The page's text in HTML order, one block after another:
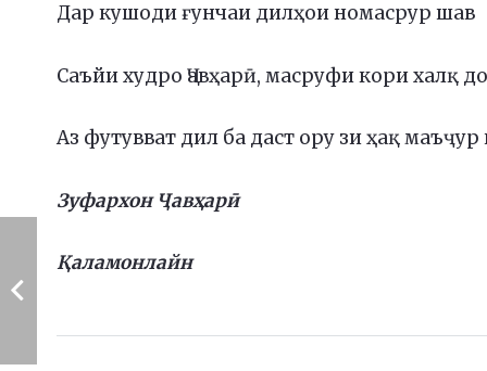
Дар кушоди ғунчаи дилҳои номасрур шав
Саъйи худро Ҷавҳарӣ, масруфи кори халқ
Аз футувват дил ба даст ору зи ҳақ маъҷур
Зуфархон Ҷавҳарӣ
Қаламонлайн